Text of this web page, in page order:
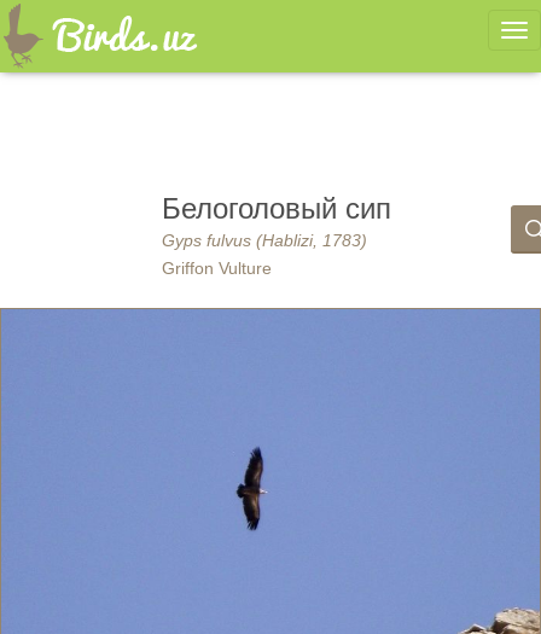
Белоголовый сип
Gyps fulvus (Hablizi, 1783)
Griffon Vulture